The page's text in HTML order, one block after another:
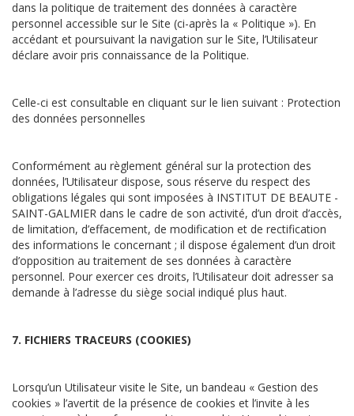
dans la politique de traitement des données à caractère
personnel accessible sur le Site (ci-après la « Politique »). En
accédant et poursuivant la navigation sur le Site, l’Utilisateur
déclare avoir pris connaissance de la Politique.
Celle-ci est consultable en cliquant sur le lien suivant : Protection
des données personnelles
Conformément au règlement général sur la protection des
données, l’Utilisateur dispose, sous réserve du respect des
obligations légales qui sont imposées à INSTITUT DE BEAUTE -
SAINT-GALMIER dans le cadre de son activité, d’un droit d’accès,
de limitation, d’effacement, de modification et de rectification
des informations le concernant ; il dispose également d’un droit
d’opposition au traitement de ses données à caractère
personnel. Pour exercer ces droits, l’Utilisateur doit adresser sa
demande à l’adresse du siège social indiqué plus haut.
7. FICHIERS TRACEURS (COOKIES)
Lorsqu’un Utilisateur visite le Site, un bandeau « Gestion des
cookies » l’avertit de la présence de cookies et l’invite à les